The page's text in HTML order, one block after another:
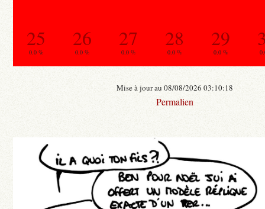
25
0.0 %
26
0.0 %
27
0.0 %
28
0.0 %
29
0.0 %
Mise à jour au 08/08/2026 03:10:18
Permalien